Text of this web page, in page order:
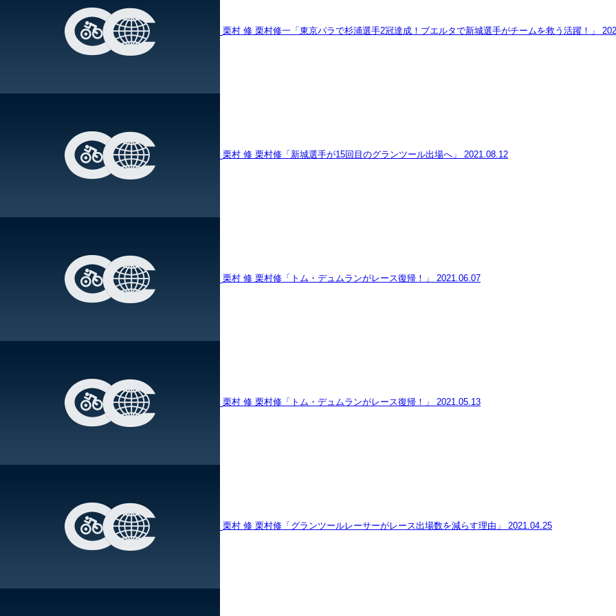
栗村 修 栗村修一「東京パラで杉浦選手2冠達成！ブエルタで新城選手がチームを救う活躍！」
栗村 修 栗村修「新城選手が15回目のグランツール出場へ」 2021.08.12
栗村 修 栗村修「トム・デュムランがレース復帰！」 2021.06.07
栗村 修 栗村修「トム・デュムランがレース復帰！」 2021.05.13
栗村 修 栗村修「グランツールレーサーがレース出場数を減らす理由」 2021.04.25